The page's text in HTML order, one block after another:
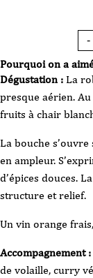
Pourquoi on a
Dégustation : La
presque aérien.
fruits à chair
La bouche
en ampleur.
d’épices douces.
structure et relief.
Un vin orange
Accompagnement :
de volaille, curry
-